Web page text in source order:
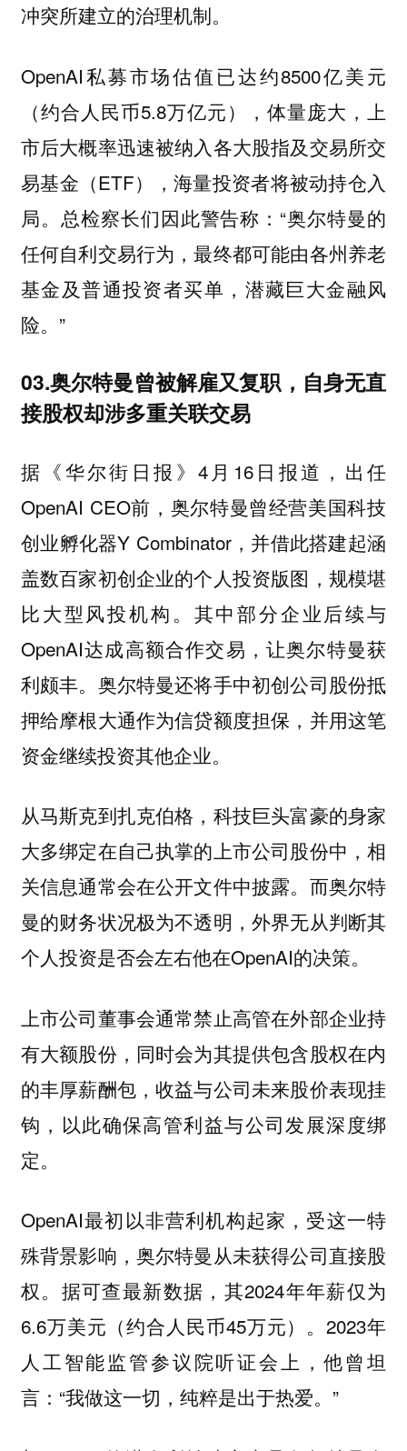
冲突所建立的治理机制。
OpenAI私募市场估值已达约8500亿美元
（约合人民币5.8万亿元），体量庞大，上
市后大概率迅速被纳入各大股指及交易所交
易基金（ETF），海量投资者将被动持仓入
局。总检察长们因此警告称：“奥尔特曼的
任何自利交易行为，最终都可能由各州养老
基金及普通投资者买单，潜藏巨大金融风
险。”
03.奥尔特曼曾被解雇又复职，自身无直
接股权却涉多重关联交易
据《华尔街日报》4月16日报道，出任
OpenAI CEO前，奥尔特曼曾经营美国科技
创业孵化器Y Combinator，并借此搭建起涵
盖数百家初创企业的个人投资版图，规模堪
比大型风投机构。其中部分企业后续与
OpenAI达成高额合作交易，让奥尔特曼获
利颇丰。奥尔特曼还将手中初创公司股份抵
押给摩根大通作为信贷额度担保，并用这笔
资金继续投资其他企业。
从马斯克到扎克伯格，科技巨头富豪的身家
大多绑定在自己执掌的上市公司股份中，相
关信息通常会在公开文件中披露。而奥尔特
曼的财务状况极为不透明，外界无从判断其
个人投资是否会左右他在OpenAI的决策。
上市公司董事会通常禁止高管在外部企业持
有大额股份，同时会为其提供包含股权在内
的丰厚薪酬包，收益与公司未来股价表现挂
钩，以此确保高管利益与公司发展深度绑
定。
OpenAI最初以非营利机构起家，受这一特
殊背景影响，奥尔特曼从未获得公司直接股
权。据可查最新数据，其2024年年薪仅为
6.6万美元（约合人民币45万元）。2023年
人工智能监管参议院听证会上，他曾坦
言：“我做这一切，纯粹是出于热爱。”